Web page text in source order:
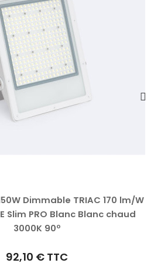
Dimmable TRIAC 170 lm/W
Slim PRO Blanc Blanc chaud
3000K 90º
92,10 € TTC